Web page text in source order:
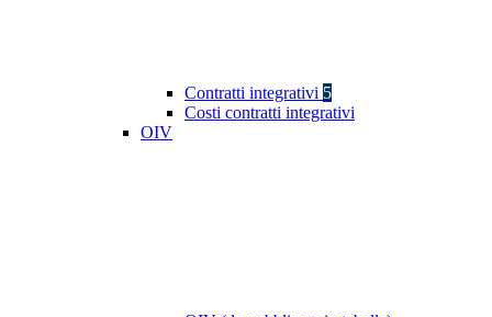
Contratti integrativi 5
Costi contratti integrativi
OIV